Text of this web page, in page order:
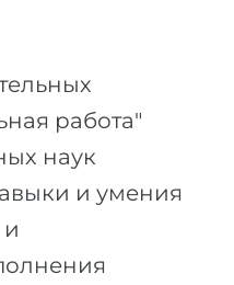
работа"
наук
и умения